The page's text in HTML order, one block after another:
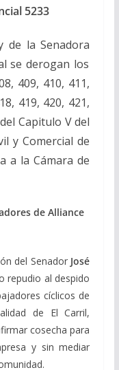
5233
de la Senadora
se derogan los
409, 410, 411,
419, 420, 421,
Capitulo V del
y Comercial de
a la Cámara de
de Alliance
del Senador José
repudio al despido
cíclicos de
de El Carril,
cosecha para
y sin mediar